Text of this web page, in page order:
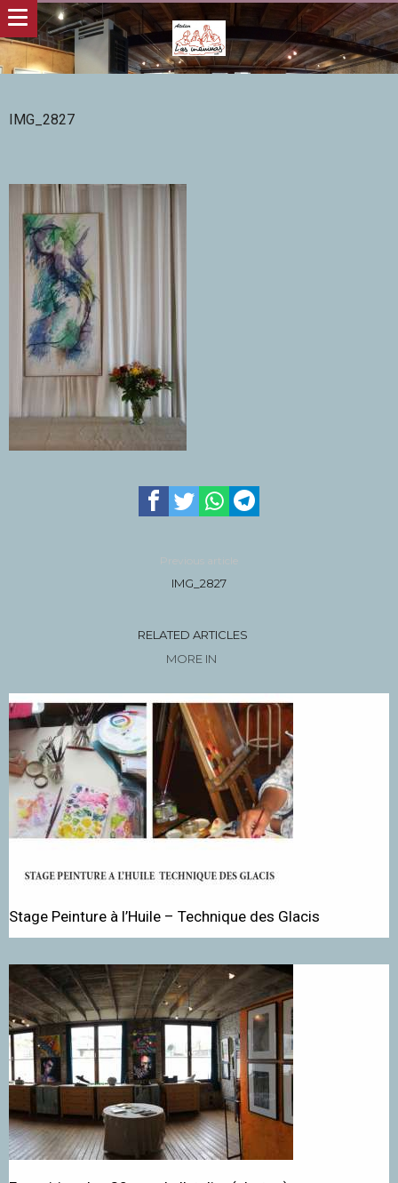
IMG_2827
Previous article
IMG_2827
RELATED ARTICLES
MORE IN
Stage Peinture à l’Huile – Technique des Glacis